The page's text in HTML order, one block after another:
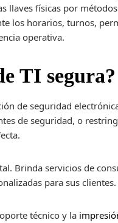
llaves físicas por métodos
los horarios, turnos,
operativa.
TI segura?
de seguridad
de seguridad, o
Brinda servicios de
para sus clientes.
técnico y la